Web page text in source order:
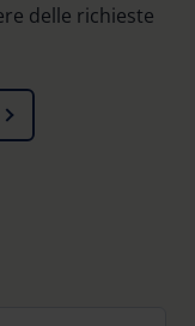
delle richieste